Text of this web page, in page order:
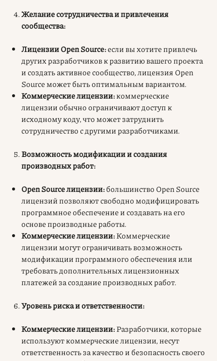
Желание сотрудничества и привлечения
сообщества:
Лицензии Open Source:если вы хотите привлечь
других разработчиков к развитию вашего проекта
и создать активное сообщество, лицензия Open
Source может быть оптимальным вариантом.
Коммерческие лицензии:коммерческие
лицензии обычно ограничивают доступ к
исходному коду, что может затруднить
сотрудничество с другими разработчиками.
Возможность модификации и создания
производных работ:
Open Source лицензии:большинство Open Source
лицензий позволяют свободно модифицировать
программное обеспечение и создавать на его
основе производные работы.
Коммерческие лицензии:Коммерческие
лицензии могут ограничивать возможность
модификации программного обеспечения или
требовать дополнительных лицензионных
платежей за создание производных работ.
Уровень риска и ответственности:
Коммерческие лицензии:Разработчики, которые
используют коммерческие лицензии, несут
ответственность за качество и безопасность своего